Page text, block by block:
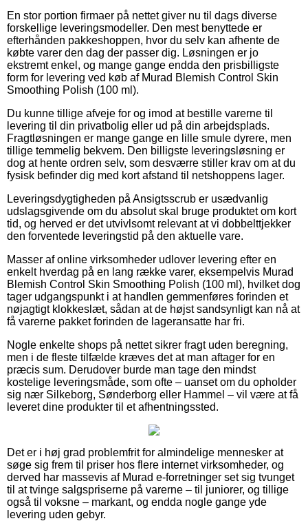
En stor portion firmaer på nettet giver nu til dags diverse
forskellige leveringsmodeller. Den mest benyttede er
efterhånden pakkeshoppen, hvor du selv kan afhente de
købte varer den dag der passer dig. Løsningen er jo
ekstremt enkel, og mange gange endda den prisbilligste
form for levering ved køb af Murad Blemish Control Skin
Smoothing Polish (100 ml).
Du kunne tillige afveje for og imod at bestille varerne til
levering til din privatbolig eller ud på din arbejdsplads.
Fragtløsningen er mange gange en lille smule dyrere, men
tillige temmelig bekvem. Den billigste leveringsløsning er
dog at hente ordren selv, som desværre stiller krav om at du
fysisk befinder dig med kort afstand til netshoppens lager.
Leveringsdygtigheden på Ansigtsscrub er usædvanlig
udslagsgivende om du absolut skal bruge produktet om kort
tid, og herved er det utvivlsomt relevant at vi dobbelttjekker
den forventede leveringstid på den aktuelle vare.
Masser af online virksomheder udlover levering efter en
enkelt hverdag på en lang række varer, eksempelvis Murad
Blemish Control Skin Smoothing Polish (100 ml), hvilket dog
tager udgangspunkt i at handlen gemmenføres forinden et
nøjagtigt klokkeslæt, sådan at de højst sandsynligt kan nå at
få varerne pakket forinden de lageransatte har fri.
Nogle enkelte shops på nettet sikrer fragt uden beregning,
men i de fleste tilfælde kræves det at man aftager for en
præcis sum. Derudover burde man tage den mindst
kostelige leveringsmåde, som ofte – uanset om du opholder
sig nær Silkeborg, Sønderborg eller Hammel – vil være at få
leveret dine produkter til et afhentningssted.
Det er i høj grad problemfrit for almindelige mennesker at
søge sig frem til priser hos flere internet virksomheder, og
derved har massevis af Murad e-forretninger set sig tvunget
til at tvinge salgspriserne på varerne – til juniorer, og tillige
også til voksne – markant, og endda nogle gange yde
levering uden gebyr.